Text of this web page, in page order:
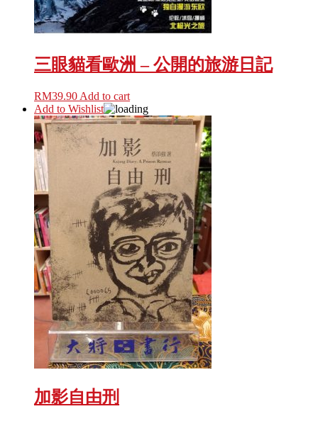
三眼貓看歐洲 – 公開的旅游日記
RM39.90 Add to cart
Add to Wishlist
加影自由刑